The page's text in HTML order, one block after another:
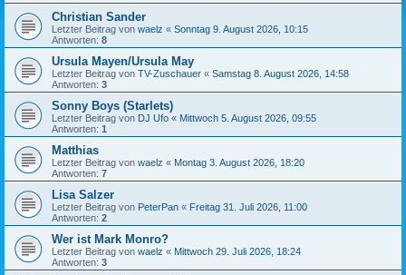
Christian Sander
Letzter Beitrag von waelz « Sonntag 9. August 2026, 10:15
Antworten: 8
Ursula Mayen/Ursula May
Letzter Beitrag von TV-Zuschauer « Samstag 8. August 2026, 14:58
Antworten: 3
Sonny Boys (Starlets)
Letzter Beitrag von DJ Ufo « Mittwoch 5. August 2026, 09:55
Antworten: 1
Matthias
Letzter Beitrag von waelz « Montag 3. August 2026, 18:20
Antworten: 7
Lisa Salzer
Letzter Beitrag von PeterPan « Freitag 31. Juli 2026, 11:00
Antworten: 2
Wer ist Mark Monro?
Letzter Beitrag von waelz « Mittwoch 29. Juli 2026, 18:24
Antworten: 3